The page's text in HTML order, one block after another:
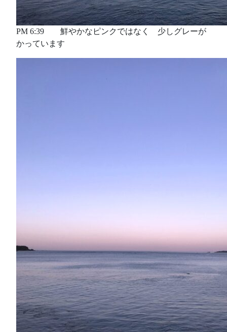
PM 6:39 鮮やかなピンクではなく 少しグレーが
かっています